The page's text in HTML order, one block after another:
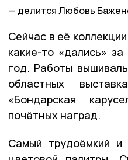
делится Любовь
Сейчас в её
какие-то «дались»
год. Работы
областных
«Бондарская
почётных наград.
Самый трудоёмкий и